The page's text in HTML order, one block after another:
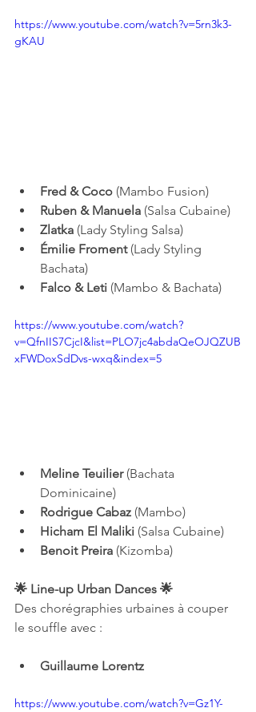
https://www.youtube.com/watch?v=5rn3k3-
gKAU
Fred & Coco (Mambo Fusion)
Ruben & Manuela (Salsa Cubaine)
Zlatka (Lady Styling Salsa)
Émilie Froment (Lady Styling
Bachata)
Falco & Leti (Mambo & Bachata)
https://www.youtube.com/watch?
v=QfnIIS7CjcI&list=PLO7jc4abdaQeOJQZUB
xFWDoxSdDvs-wxq&index=5
Meline Teuilier (Bachata
Dominicaine)
Rodrigue Cabaz (Mambo)
Hicham El Maliki (Salsa Cubaine)
Benoit Preira (Kizomba)
🌟 Line-up Urban Dances 🌟
Des chorégraphies urbaines à couper
le souffle avec :
Guillaume Lorentz
https://www.youtube.com/watch?v=Gz1Y-